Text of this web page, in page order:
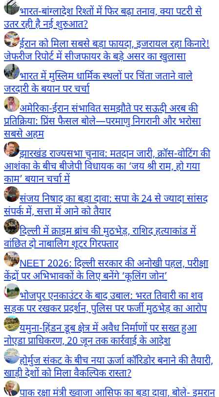
भारत-बांग्लादेश रिश्तों में फिर बढ़ा तनाव, क्या पटरी से
उतर रही है नई शुरुआत?
ईरान को मिला सबसे बड़ा फायदा, इजरायल रहा किनारे!
जेफरीज रिपोर्ट में सीजफायर के बड़े असर का खुलासा
भारत में मुस्लिम धार्मिक स्थलों पर चिंता जताने वाले
जरदारी के बयान पर चर्चा
अमेरिका-ईरान संभावित समझौते पर सऊदी अरब की
प्रतिक्रिया: प्रिंस फैसल बोले—परमाणु निगरानी और भरोसा
सबसे अहम
झारखंड राज्यसभा चुनाव: मतदान जारी, क्रॉस-वोटिंग की
आशंका के बीच बीजेपी विधायक का ‘जय श्री राम, हो गया
काम’ बयान चर्चा में
संजय निषाद का बड़ा दावा: सपा के 24 से ज्यादा सांसद
संपर्क में, सत्ता में आने को तैयार
दिल्ली में क्राइम ब्रांच की मुठभेड़, राशिद हत्याकांड में
वांछित दो नाबालिग शूटर गिरफ्तार
NEET 2026: दिल्ली सरकार की अनोखी पहल, परीक्षा
केंद्रों पर अभिभावकों के लिए बनेंगे ‘कूलिंग जोन’
भोजपुर एनकाउंटर के बाद उबाल: भरत तिवारी का शव
सड़क पर रखकर प्रदर्शन, पुलिस पर फर्जी मुठभेड़ का आरोप
यमुना-हिंडन डूब क्षेत्र में अवैध निर्माणों पर सख्त हुआ
नोएडा प्राधिकरण, 20 जून तक कार्रवाई के आदेश
होर्मुज संकट के बीच नया ऊर्जा कॉरिडोर बनाने की तैयारी,
खाड़ी देशों को मिला वैकल्पिक रास्ता?
पाक रक्षा मंत्री ख्वाजा आसिफ का बड़ा दावा, बोले- इमरान